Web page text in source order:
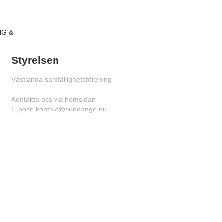
&
Styrelsen
Västlanda samfällighetsförening
Kontakta oss via hemsidan
E-post: kontakt@sundange.nu